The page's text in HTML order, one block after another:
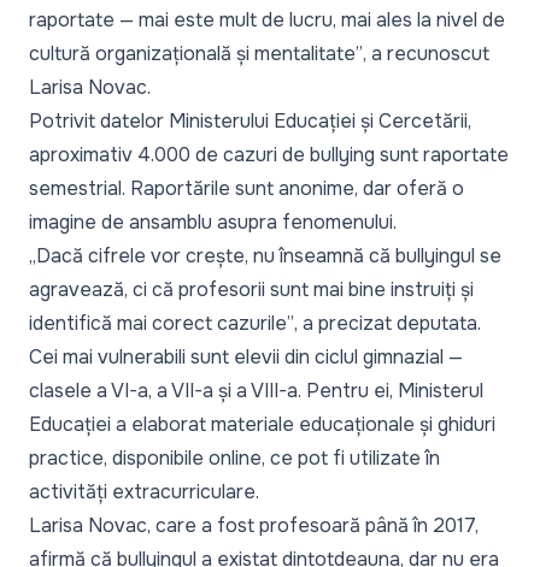
raportate — mai este mult de lucru, mai ales la nivel de
cultură organizațională și mentalitate”, a recunoscut
Larisa Novac.
Potrivit datelor Ministerului Educației și Cercetării,
aproximativ 4.000 de cazuri de bullying sunt raportate
semestrial. Raportările sunt anonime, dar oferă o
imagine de ansamblu asupra fenomenului.
„Dacă cifrele vor crește, nu înseamnă că bullyingul se
agravează, ci că profesorii sunt mai bine instruiți și
identifică mai corect cazurile”, a precizat deputata.
Cei mai vulnerabili sunt elevii din ciclul gimnazial —
clasele a VI-a, a VII-a și a VIII-a. Pentru ei, Ministerul
Educației a elaborat materiale educaționale și ghiduri
practice, disponibile online, ce pot fi utilizate în
activități extracurriculare.
Larisa Novac, care a fost profesoară până în 2017,
afirmă că bullyingul a existat dintotdeauna, dar nu era